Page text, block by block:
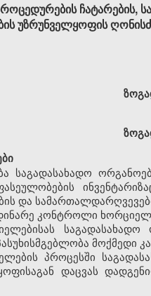
ჩატარების,
უზრუნველყოფის
საგადასახადო
და
კონტროლი
საგადასახადო
მოქმედი
პროცესში
დაცვას